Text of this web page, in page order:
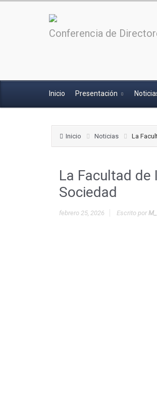
Conferencia de
Inicio Presentación
Inicio Noticias La
La Facultad de
Sociedad
febrero 25, 2026 Escrito por